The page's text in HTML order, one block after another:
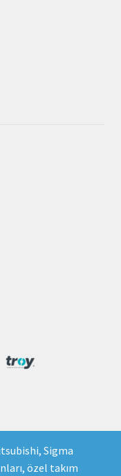
Sigma
özel takım
saklıdır. Kredi
korunmaktadır.